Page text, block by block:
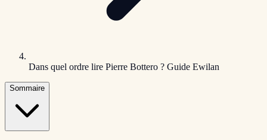
Dans quel ordre lire Pierre Bottero ? Guide Ewilan
Sommaire